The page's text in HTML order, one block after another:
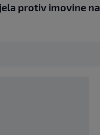
protiv imovine